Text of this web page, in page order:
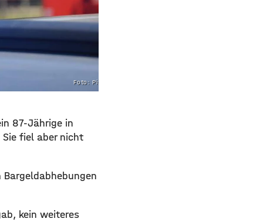
Foto: Pixabay
87-Jährige in
Sie fiel aber nicht
kein weiteres